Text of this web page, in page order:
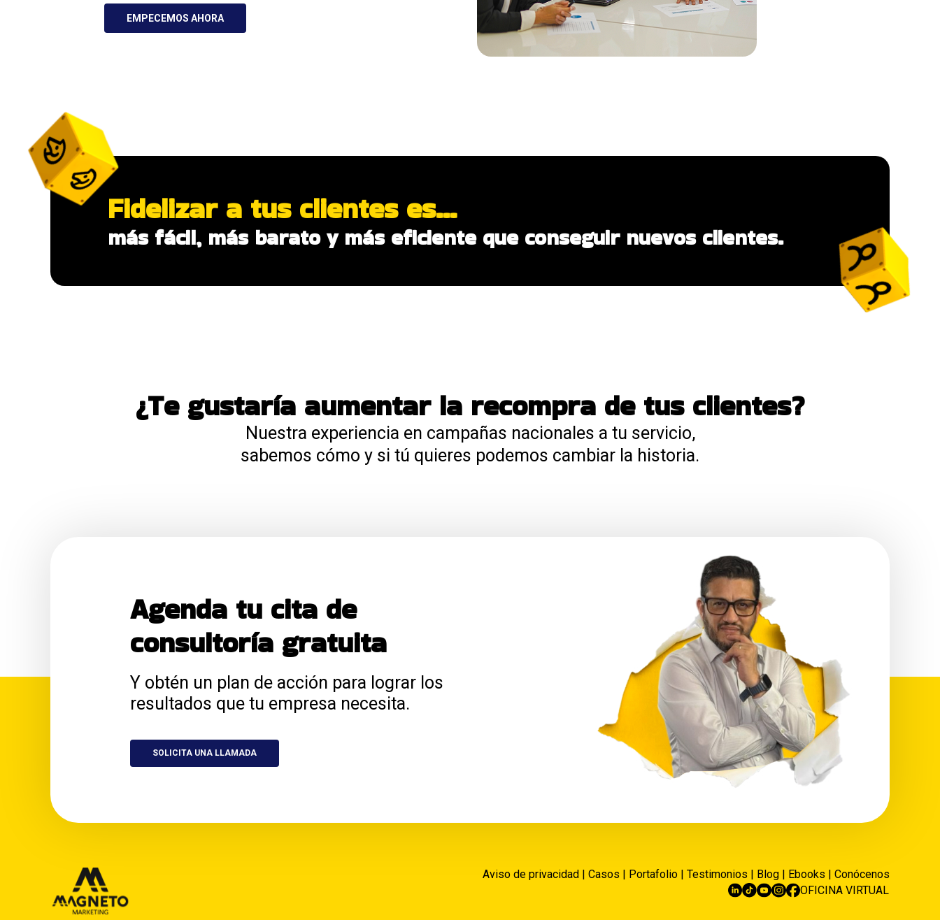
EMPECEMOS AHORA
Fidelizar a tus clientes es...
más fácil, más barato y más eficiente que conseguir nuevos clientes.
¿Te gustaría aumentar la recompra de tus clientes?
Nuestra experiencia en campañas nacionales a tu servicio,
sabemos cómo y si tú quieres podemos cambiar la historia.
Agenda tu cita de
consultoría gratuita
Y obtén un plan de acción para lograr los
resultados que tu empresa necesita.
SOLICITA UNA LLAMADA
Aviso de privacidad | Casos | Portafolio | Testimonios | Blog | Ebooks | Conócenos
OFICINA VIRTUAL